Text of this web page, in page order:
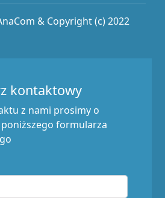
& Copyright (c) 2022
kontaktowy
z nami prosimy o
poniższego formularza